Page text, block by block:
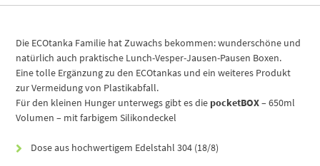
Die ECOtanka Familie hat Zuwachs bekommen: wunderschöne und
natürlich auch praktische Lunch-Vesper-Jausen-Pausen Boxen.
Eine tolle Ergänzung zu den ECOtankas und ein weiteres Produkt
zur Vermeidung von Plastikabfall.
Für den kleinen Hunger unterwegs gibt es die pocketBOX– 650ml
Volumen – mit farbigem Silikondeckel
Dose aus hochwertigem Edelstahl 304 (18/8)